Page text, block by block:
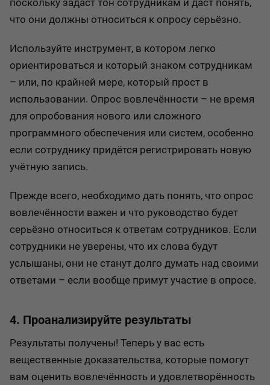
поскольку задаст тон сотрудникам и даст понять,
что они должны относиться к опросу серьёзно.
Используйте инструмент, в котором легко
ориентироваться и который знаком сотрудникам
– или, по крайней мере, который прост в
использовании. Опрос вовлечённости – не время
для опробования нового или сложного
программного обеспечения или систем, особенно
если сотруднику придётся регистрировать новую
учётную запись.
Прежде всего, необходимо дать понять, что опрос
вовлечённости важен и что руководство будет
серьёзно относиться к ответам сотрудников. Если
сотрудники не уверены, что их слова будут
услышаны, они не станут долго думать над своими
ответами – если вообще примут участие в опросе.
4. Проанализируйте результаты
Результаты получены! Теперь у вас есть
вещественные доказательства, которые помогут
вам оценить вовлечённость и удовлетворённость